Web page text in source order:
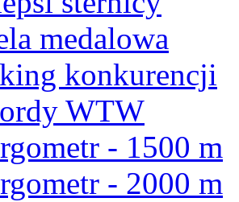
medalowa
konkurencji
WTW
- 1500 m
- 2000 m